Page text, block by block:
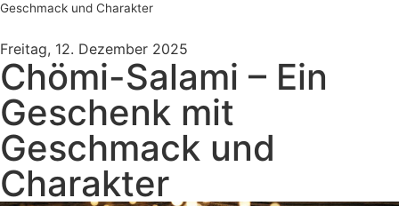
Geschmack und Charakter
Freitag, 12. Dezember 2025
Chömi-Salami – Ein
Geschenk mit
Geschmack und
Charakter